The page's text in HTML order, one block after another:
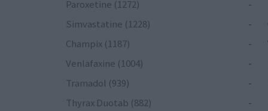
Paroxetine (1272)
-
Simvastatine (1228)
-
Champix (1187)
-
Venlafaxine (1004)
-
Tramadol (939)
-
Thyrax Duotab (882)
-